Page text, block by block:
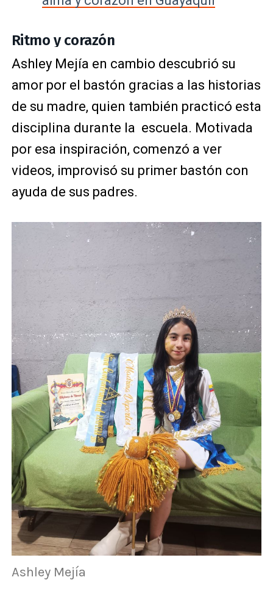
Ritmo y corazón
Ashley Mejía en cambio descubrió su
amor por el bastón gracias a las historias
de su madre, quien también practicó esta
disciplina durante la escuela. Motivada
por esa inspiración, comenzó a ver
videos, improvisó su primer bastón con
ayuda de sus padres.
Ashley Mejía